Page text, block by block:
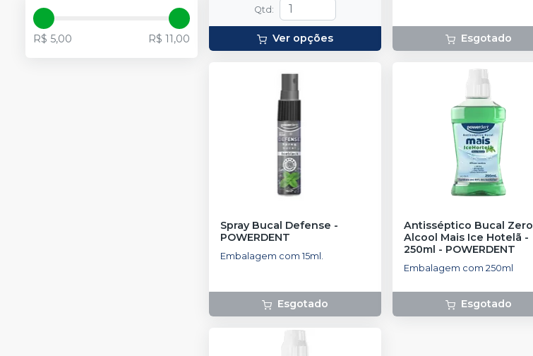
R$ 5,00 R$ 11,00
Qtd:
Ver opções Esgotado
Spray Bucal Defense -
POWERDENT
Embalagem com 15ml.
Esgotado
Antisséptico Bucal Zero
Alcool Mais Ice Hotelã -
250ml - POWERDENT
Embalagem com 250ml
Esgotado